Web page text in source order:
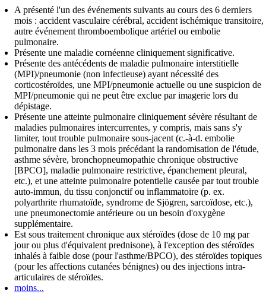
A présenté l'un des événements suivants au cours des 6 derniers
mois : accident vasculaire cérébral, accident ischémique transitoire,
autre événement thromboembolique artériel ou embolie
pulmonaire.
Présente une maladie cornéenne cliniquement significative.
Présente des antécédents de maladie pulmonaire interstitielle
(MPI)/pneumonie (non infectieuse) ayant nécessité des
corticostéroïdes, une MPI/pneumonie actuelle ou une suspicion de
MPI/pneumonie qui ne peut être exclue par imagerie lors du
dépistage.
Présente une atteinte pulmonaire cliniquement sévère résultant de
maladies pulmonaires intercurrentes, y compris, mais sans s'y
limiter, tout trouble pulmonaire sous-jacent (c.-à-d. embolie
pulmonaire dans les 3 mois précédant la randomisation de l'étude,
asthme sévère, bronchopneumopathie chronique obstructive
[BPCO], maladie pulmonaire restrictive, épanchement pleural,
etc.), et une atteinte pulmonaire potentielle causée par tout trouble
auto-immun, du tissu conjonctif ou inflammatoire (p. ex.
polyarthrite rhumatoïde, syndrome de Sjögren, sarcoïdose, etc.),
une pneumonectomie antérieure ou un besoin d'oxygène
supplémentaire.
Est sous traitement chronique aux stéroïdes (dose de 10 mg par
jour ou plus d'équivalent prednisone), à ​​l'exception des stéroïdes
inhalés à faible dose (pour l'asthme/BPCO), des stéroïdes topiques
(pour les affections cutanées bénignes) ou des injections intra-
articulaires de stéroïdes.
moins...